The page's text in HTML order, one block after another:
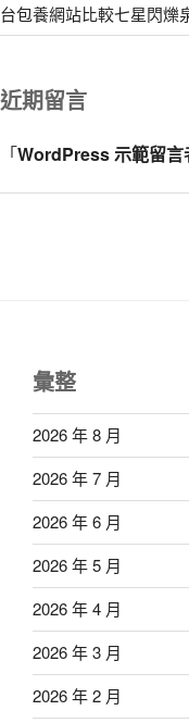
台包養網站比較七星閃爍
近期留言
「WordPress 示範留言
彙整
2026 年 8 月
2026 年 7 月
2026 年 6 月
2026 年 5 月
2026 年 4 月
2026 年 3 月
2026 年 2 月